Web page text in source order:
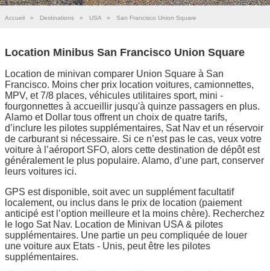
Accueil » Destinations » USA » San Francisco Union Square
Location Minibus San Francisco Union Square
Location de minivan comparer Union Square à San
Francisco. Moins cher prix location voitures, camionnettes,
MPV, et 7/8 places, véhicules utilitaires sport, mini -
fourgonnettes à accueillir jusqu'à quinze passagers en plus.
Alamo et Dollar tous offrent un choix de quatre tarifs,
d’inclure les pilotes supplémentaires, Sat Nav et un réservoir
de carburant si nécessaire. Si ce n’est pas le cas, veux votre
voiture à l’aéroport SFO, alors cette destination de dépôt est
généralement le plus populaire. Alamo, d’une part, conserver
leurs voitures ici.
GPS est disponible, soit avec un supplément facultatif
localement, ou inclus dans le prix de location (paiement
anticipé est l’option meilleure et la moins chère). Recherchez
le logo Sat Nav. Location de Minivan USA & pilotes
supplémentaires. Une partie un peu compliquée de louer
une voiture aux Etats - Unis, peut être les pilotes
supplémentaires.